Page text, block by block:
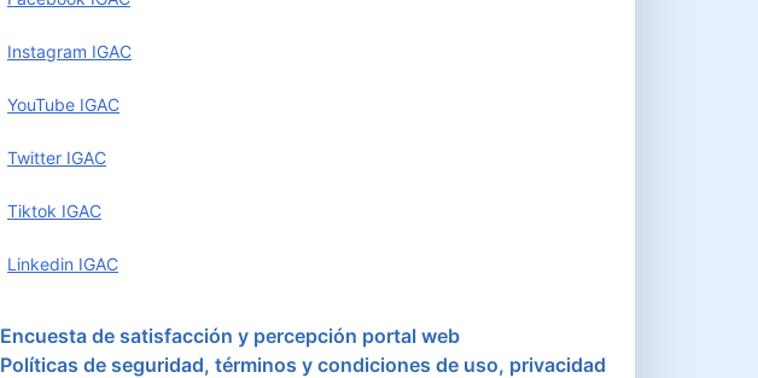
Instagram IGAC
YouTube IGAC
Twitter IGAC
Tiktok IGAC
Linkedin IGAC
Encuesta de satisfacción y percepción portal web
Políticas de seguridad, términos y condiciones de uso, privacidad